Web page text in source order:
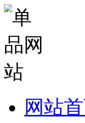
网站